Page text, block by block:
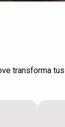
transforma